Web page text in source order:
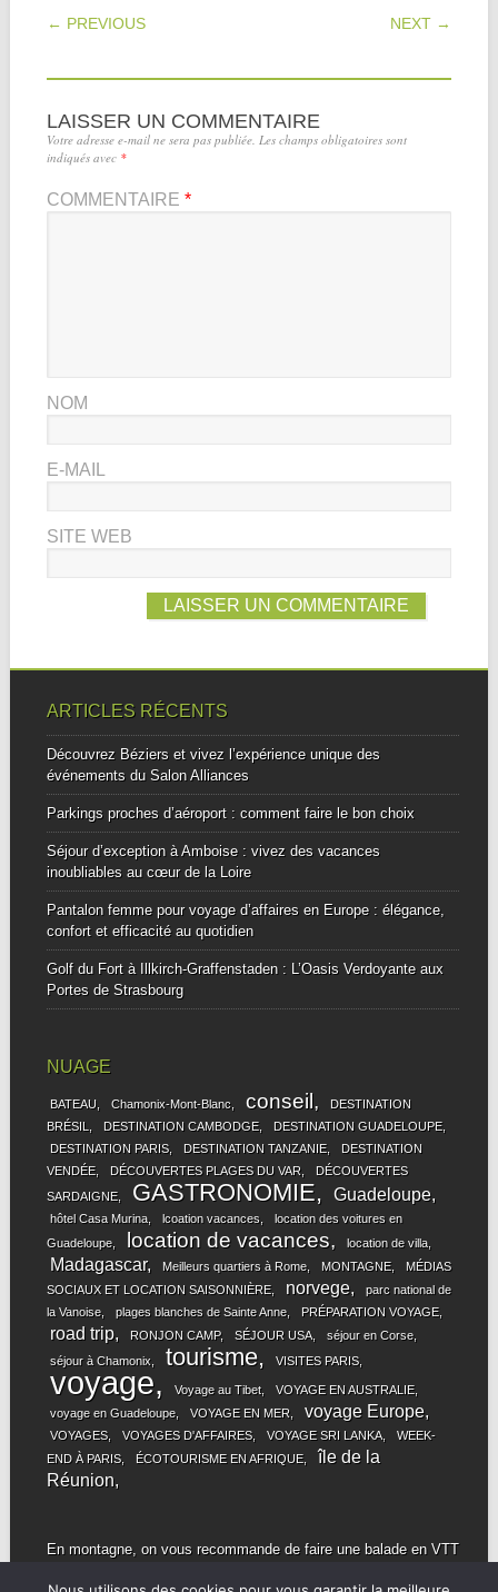
POST NAVIGATION
← PREVIOUS NEXT →
LAISSER UN COMMENTAIRE
Votre adresse e-mail ne sera pas publiée. Les champs obligatoires sont
indiqués avec *
COMMENTAIRE *
NOM
E-MAIL
SITE WEB
ARTICLES RÉCENTS
Découvrez Béziers et vivez l’expérience unique des
événements du Salon Alliances
Parkings proches d’aéroport : comment faire le bon choix
Séjour d’exception à Amboise : vivez des vacances
inoubliables au cœur de la Loire
Pantalon femme pour voyage d’affaires en Europe : élégance,
confort et efficacité au quotidien
Golf du Fort à Illkirch-Graffenstaden : L’Oasis Verdoyante aux
Portes de Strasbourg
NUAGE
BATEAU Chamonix-Mont-Blanc conseil
DESTINATION
BRÉSIL
DESTINATION CAMBODGE
DESTINATION GUADELOUPE
DESTINATION PARIS
DESTINATION TANZANIE
DESTINATION
VENDÉE
DÉCOUVERTES PLAGES DU VAR
DÉCOUVERTES
SARDAIGNE
GASTRONOMIE Guadeloupe
hôtel Casa Murina lcoation vacances
location des voitures en
Guadeloupe
location de vacances location de villa
Madagascar Meilleurs quartiers à Rome MONTAGNE
MÉDIAS
SOCIAUX ET LOCATION SAISONNIÈRE
norvege
parc national de
la Vanoise
plages blanches de Sainte Anne PRÉPARATION VOYAGE
road trip RONJON CAMP SÉJOUR USA
séjour en Corse
séjour à Chamonix
tourisme VISITES PARIS
voyage Voyage au Tibet
VOYAGE EN AUSTRALIE
voyage en Guadeloupe
VOYAGE EN MER voyage Europe
VOYAGES VOYAGES D'AFFAIRES VOYAGE SRI LANKA
WEEK-
END À PARIS
ÉCOTOURISME EN AFRIQUE
île de la
Réunion
En montagne, on vous recommande de faire une balade en VTT